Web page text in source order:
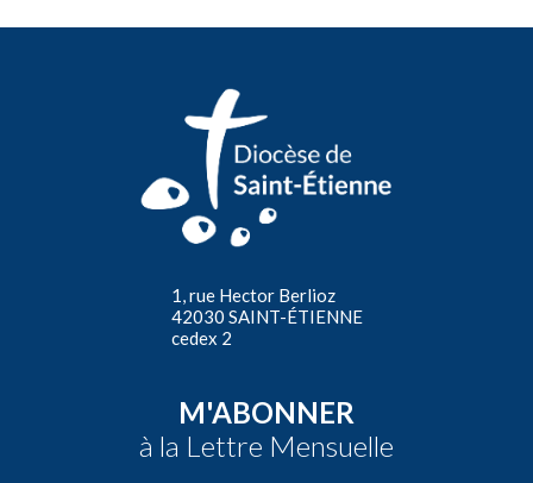
1, rue Hector Berlioz
42030 SAINT-ÉTIENNE
cedex 2
M'ABONNER
à la Lettre Mensuelle